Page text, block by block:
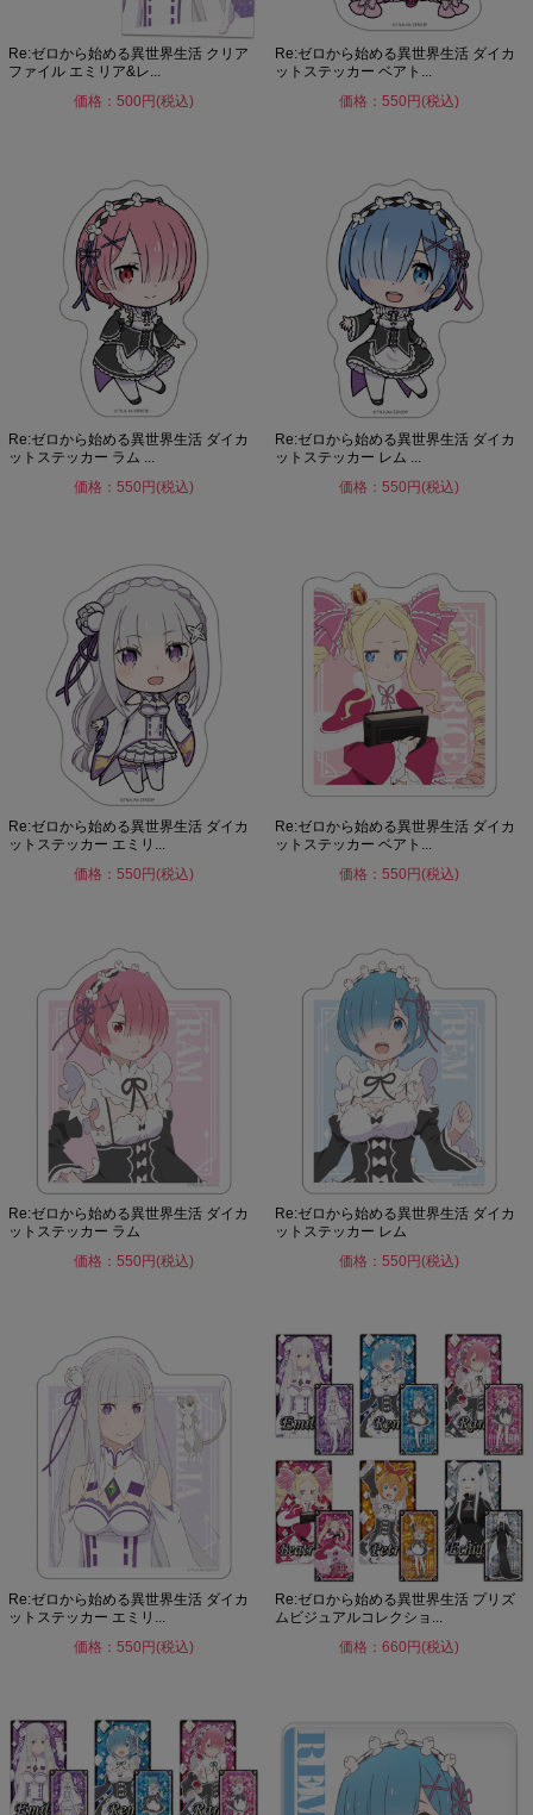
Re:ゼロから始める異世界生活 クリア
ファイル エミリア&レ...
価格：500円(税込)
Re:ゼロから始める異世界生活 ダイカ
ットステッカー ベアト...
価格：550円(税込)
Re:ゼロから始める異世界生活 ダイカ
ットステッカー ラム ...
価格：550円(税込)
Re:ゼロから始める異世界生活 ダイカ
ットステッカー レム ...
価格：550円(税込)
Re:ゼロから始める異世界生活 ダイカ
ットステッカー エミリ...
価格：550円(税込)
Re:ゼロから始める異世界生活 ダイカ
ットステッカー ベアト...
価格：550円(税込)
Re:ゼロから始める異世界生活 ダイカ
ットステッカー ラム
価格：550円(税込)
Re:ゼロから始める異世界生活 ダイカ
ットステッカー レム
価格：550円(税込)
Re:ゼロから始める異世界生活 ダイカ
ットステッカー エミリ...
価格：550円(税込)
Re:ゼロから始める異世界生活 プリズ
ムビジュアルコレクショ...
価格：660円(税込)